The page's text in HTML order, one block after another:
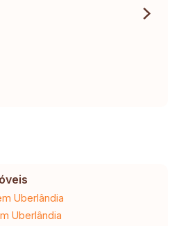
Uberlândia
Uberlândia